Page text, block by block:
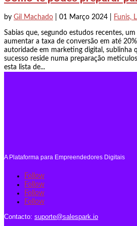
by Gil Machado 01 Março 2024 Funis,
Sabias que, segundo estudos recentes,
aumentar a taxa de conversão em até
autoridade em marketing digital, sublinha
sucesso reside numa preparação
esta lista de...
A Plataforma para Empreendedores Digitais
Follow
Follow
Follow
Follow
Contacto: suporte@salespark.io